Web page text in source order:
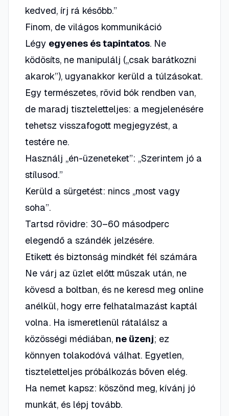
kedved, írj rá később.”
Finom, de világos kommunikáció
Légy egyenes és tapintatos. Ne
ködösíts, ne manipulálj („csak barátkozni
akarok”), ugyanakkor kerüld a túlzásokat.
Egy természetes, rövid bók rendben van,
de maradj tiszteletteljes: a megjelenésére
tehetsz visszafogott megjegyzést, a
testére ne.
Használj „én-üzeneteket”: „Szerintem jó a
stílusod.”
Kerüld a sürgetést: nincs „most vagy
soha”.
Tartsd rövidre: 30–60 másodperc
elegendő a szándék jelzésére.
Etikett és biztonság mindkét fél számára
Ne várj az üzlet előtt műszak után, ne
kövesd a boltban, és ne keresd meg online
anélkül, hogy erre felhatalmazást kaptál
volna. Ha ismeretlenül rátalálsz a
közösségi médiában, ne üzenj; ez
könnyen tolakodóvá válhat. Egyetlen,
tiszteletteljes próbálkozás bőven elég.
Ha nemet kapsz: köszönd meg, kívánj jó
munkát, és lépj tovább.